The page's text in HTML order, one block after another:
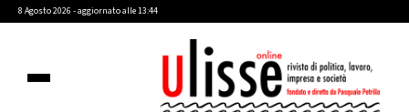
8 Agosto 2026 - aggiornato alle 13:44